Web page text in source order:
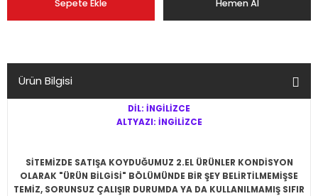
Sepete Ekle Hemen Al
Ürün Bilgisi
DİL: İNGİLİZCE
ALTYAZI: İNGİLİZCE
SİTEMİZDE SATIŞA KOYDUĞUMUZ 2.EL ÜRÜNLER KONDİSYON
OLARAK "ÜRÜN BİLGİSİ" BÖLÜMÜNDE BİR ŞEY BELİRTİLMEMİŞSE
TEMİZ, SORUNSUZ ÇALIŞIR DURUMDA YA DA KULLANILMAMIŞ SIFIR